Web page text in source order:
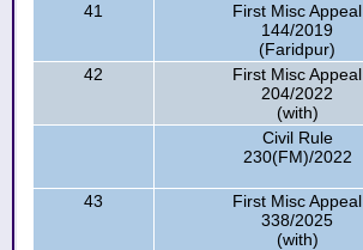
41
First Misc Appeal
144/2019
(Faridpur)
42
First Misc Appeal
204/2022
(with)
Civil Rule
230(FM)/2022
43
First Misc Appeal
338/2025
(with)